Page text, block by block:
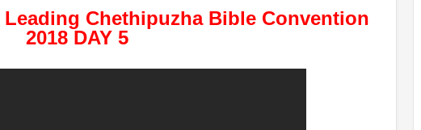
Chethipuzha Bible Convention
2018 DAY 5